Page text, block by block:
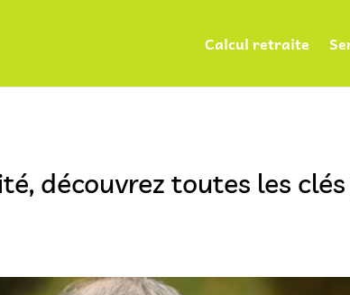
Calcul retraite
découvrez toutes les